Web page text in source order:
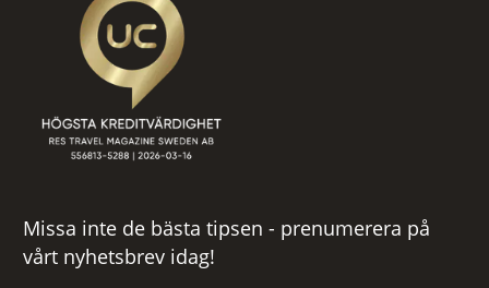
Missa inte de bästa tipsen - prenumerera på
vårt nyhetsbrev idag!